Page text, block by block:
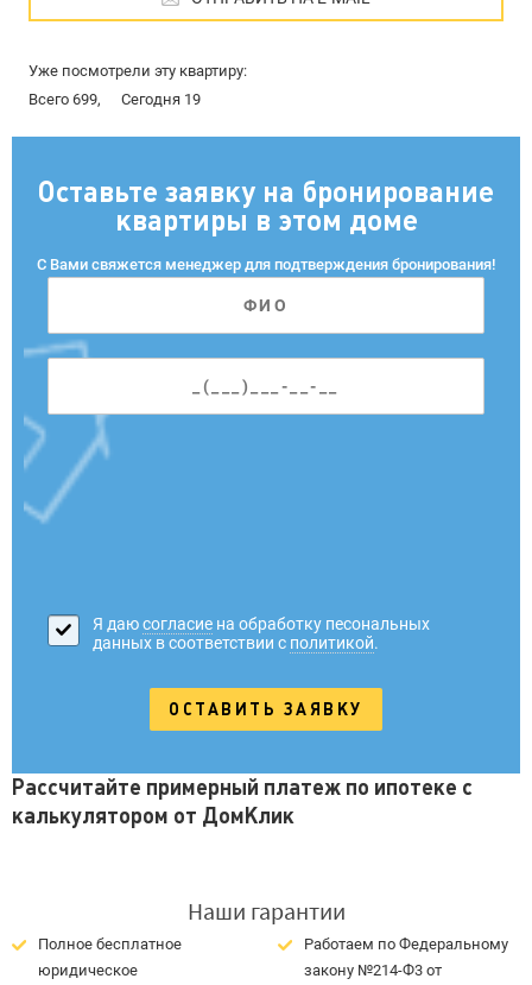
Уже посмотрели эту квартиру:
Всего 699,
Сегодня 19
Оставьте заявку на бронирование
квартиры в этом доме
С Вами свяжется менеджер для подтверждения бронирования!
Я даюсогласие на обработку песональных
данных в соответствии с политикой.
Рассчитайте примерный платеж по ипотеке с
калькулятором от ДомКлик
Наши гарантии
Полное бесплатное
юридическое
Работаем по Федеральному
закону №214-Ф3 от